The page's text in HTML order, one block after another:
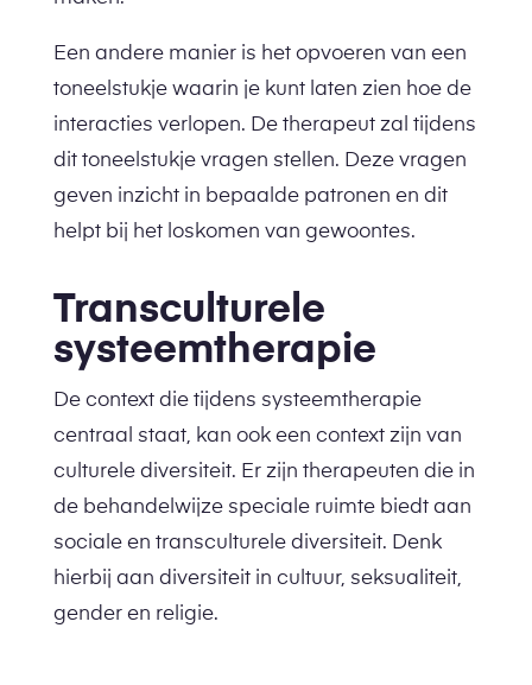
Een andere manier is het opvoeren van een
toneelstukje waarin je kunt laten zien hoe de
interacties verlopen. De therapeut zal tijdens
dit toneelstukje vragen stellen. Deze vragen
geven inzicht in bepaalde patronen en dit
helpt bij het loskomen van gewoontes.
Transculturele
systeemtherapie
De context die tijdens systeemtherapie
centraal staat, kan ook een context zijn van
culturele diversiteit. Er zijn therapeuten die in
de behandelwijze speciale ruimte biedt aan
sociale en transculturele diversiteit. Denk
hierbij aan diversiteit in cultuur, seksualiteit,
gender en religie.